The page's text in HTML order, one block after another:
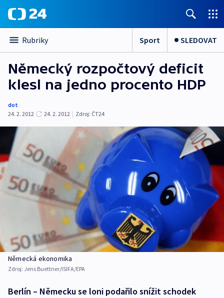
Rubriky Sport SLEDOVAT
Německý rozpočtový deficit
klesl na jedno procento HDP
dot
24. 2. 2012
24. 2. 2012 | Zdroj: ČT24
Německá ekonomika
Zdroj: Jens Buettner/ISIFA/EPA
Berlín – Německu se loni podařilo snížit schodek